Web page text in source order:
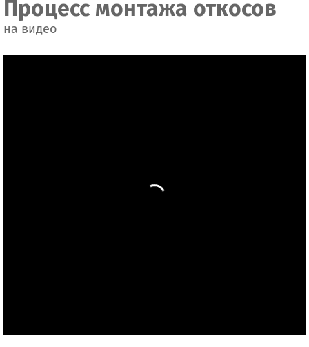
Процесс монтажа откосов
на видео